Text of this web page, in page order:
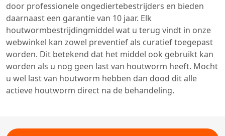
door professionele ongediertebestrijders en bieden
daarnaast een garantie van 10 jaar. Elk
houtwormbestrijdingmiddel wat u terug vindt in onze
webwinkel kan zowel preventief als curatief toegepast
worden. Dit betekend dat het middel ook gebruikt kan
worden als u nog geen last van houtworm heeft. Mocht
u wel last van houtworm hebben dan dood dit alle
actieve houtworm direct na de behandeling.